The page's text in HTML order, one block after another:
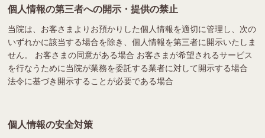
個人情報の第三者への開示・提供の禁止
当院は、お客さまよりお預かりした個人情報を適切に管理し、次の
いずれかに該当する場合を除き、個人情報を第三者に開示いたしま
せん。 お客さまの同意がある場合 お客さまが希望されるサービス
を行なうために当院が業務を委託する業者に対して開示する場合
法令に基づき開示することが必要である場合
個人情報の安全対策